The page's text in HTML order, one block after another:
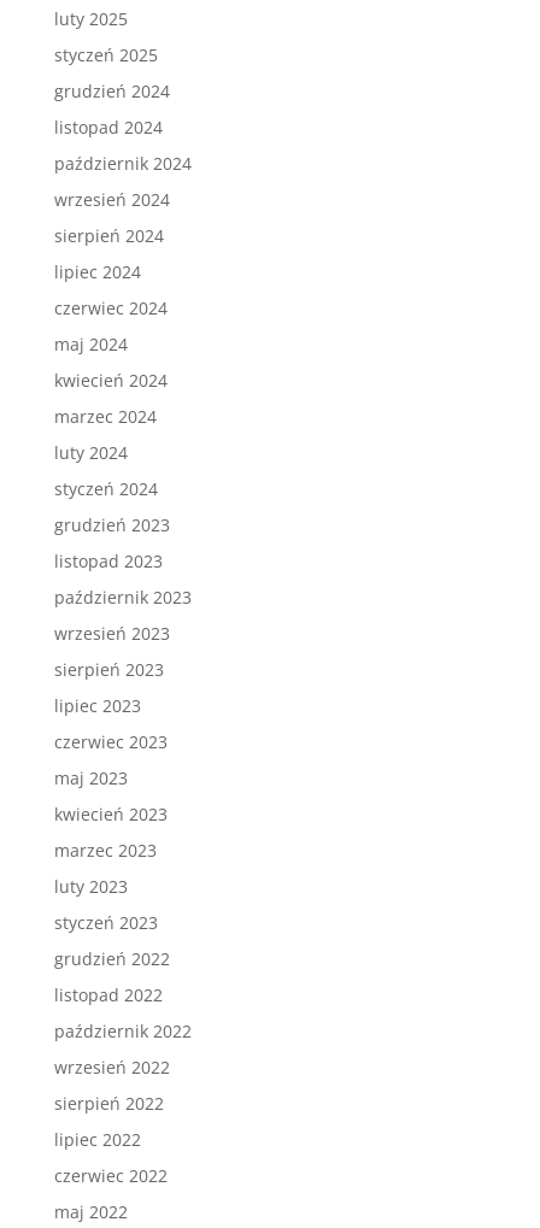
luty 2025
styczeń 2025
grudzień 2024
listopad 2024
październik 2024
wrzesień 2024
sierpień 2024
lipiec 2024
czerwiec 2024
maj 2024
kwiecień 2024
marzec 2024
luty 2024
styczeń 2024
grudzień 2023
listopad 2023
październik 2023
wrzesień 2023
sierpień 2023
lipiec 2023
czerwiec 2023
maj 2023
kwiecień 2023
marzec 2023
luty 2023
styczeń 2023
grudzień 2022
listopad 2022
październik 2022
wrzesień 2022
sierpień 2022
lipiec 2022
czerwiec 2022
maj 2022